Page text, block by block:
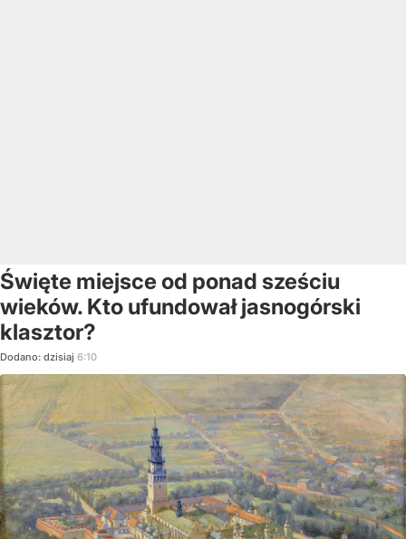
Święte miejsce od ponad sześciu
wieków. Kto ufundował jasnogórski
klasztor?
Dodano: dzisiaj 6:10